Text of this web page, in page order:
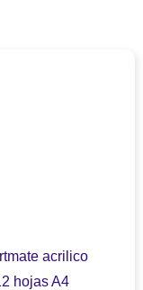
acrilico
hojas A4